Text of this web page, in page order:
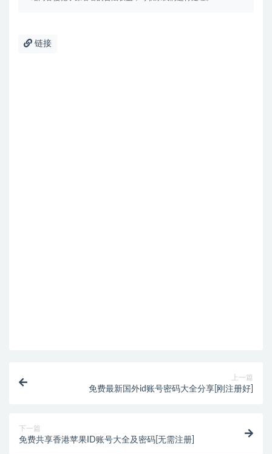
链接
上一篇
免费最新国外id账号密码大全分享[刚注册好]
下一篇
免费共享香港苹果ID账号大全及密码[无需注册]